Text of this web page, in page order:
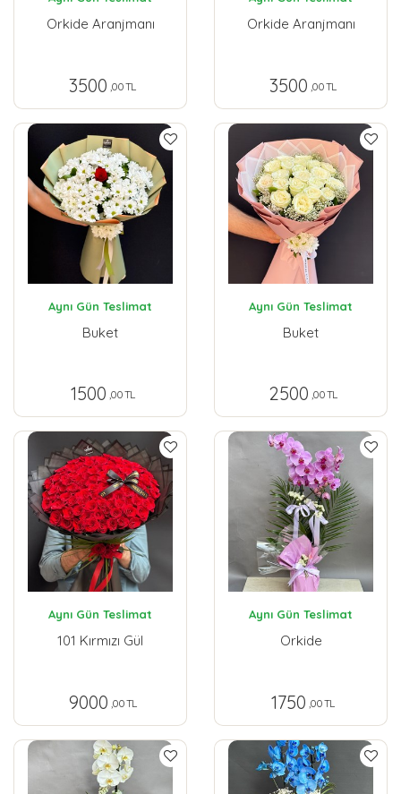
Orkide Aranjmanı
3500 ,00 TL
Orkide Aranjmanı
3500 ,00 TL
Aynı Gün Teslimat
Buket
1500 ,00 TL
Aynı Gün Teslimat
Buket
2500 ,00 TL
Aynı Gün Teslimat
101 Kırmızı Gül
9000 ,00 TL
Aynı Gün Teslimat
Orkide
1750 ,00 TL